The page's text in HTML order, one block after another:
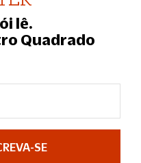
lê.
Quadrado
SE